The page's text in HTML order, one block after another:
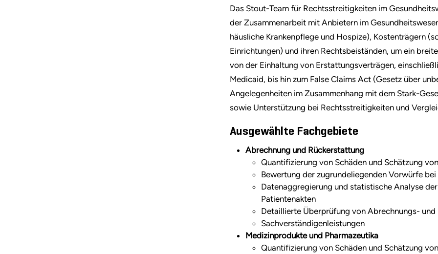
Das Stout-Team für Rechtsstreitigkeiten im
der Zusammenarbeit mit Anbietern im
häusliche Krankenpflege und Hospize), Kostenträgern
Einrichtungen) und ihren Rechtsbeiständen, um ein
von der Einhaltung von Erstattungsverträgen,
Medicaid, bis hin zum False Claims Act (Gesetz über
Angelegenheiten im Zusammenhang mit dem Stark-
sowie Unterstützung bei Rechtsstreitigkeiten und
Ausgewählte Fachgebiete
Abrechnung und Rückerstattung
Quantifizierung von Schäden und Schätzung
Bewertung der zugrundeliegenden Vorwürfe
Datenaggregierung und statistische Analyse
Patientenakten
Detaillierte Überprüfung von Abrechnungs-
Sachverständigenleistungen
Medizinprodukte und Pharmazeutika
Quantifizierung von Schäden und Schätzung